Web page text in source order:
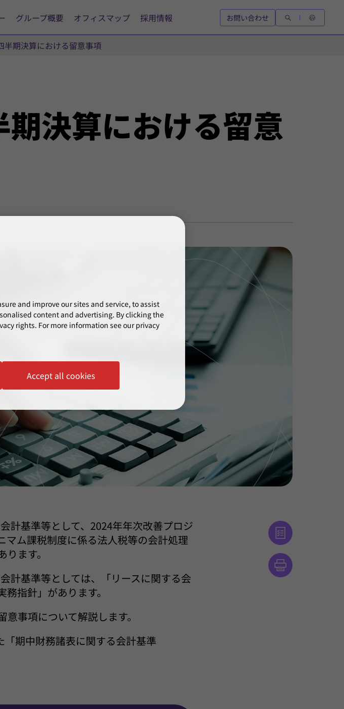
グループ概要 オフィスマップ 採用情報 お問い合わせ
半期決算における留意事項
期決算における留意
計基準等として、2024年年次改善プロジ
マム課税制度に係る法人税等の会計処理
ます。
計基準等としては、「リースに関する会
指針」があります。
事項について解説します。
期中財務諸表に関する会計基準
and improve our sites and service, to assist
content and advertising. By clicking the
rights. For more information see our privacy
Accept all cookies